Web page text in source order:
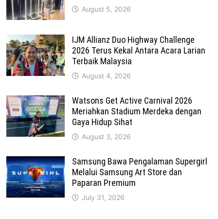
August 5, 2026
IJM Allianz Duo Highway Challenge
2026 Terus Kekal Antara Acara Larian
Terbaik Malaysia
August 4, 2026
Watsons Get Active Carnival 2026
Meriahkan Stadium Merdeka dengan
Gaya Hidup Sihat
August 3, 2026
Samsung Bawa Pengalaman Supergirl
Melalui Samsung Art Store dan
Paparan Premium
July 31, 2026